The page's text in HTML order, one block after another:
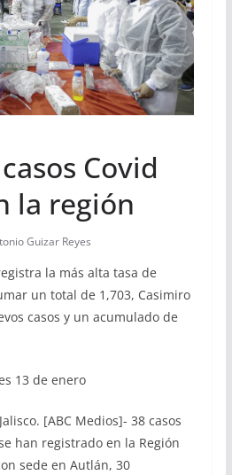
Covid
la región
Guizar Reyes
la más alta tasa de
un total de 1,703, Casimiro
casos y un acumulado de
13 de enero
[ABC Medios]- 38 casos
han registrado en la Región
sede en Autlán, 30